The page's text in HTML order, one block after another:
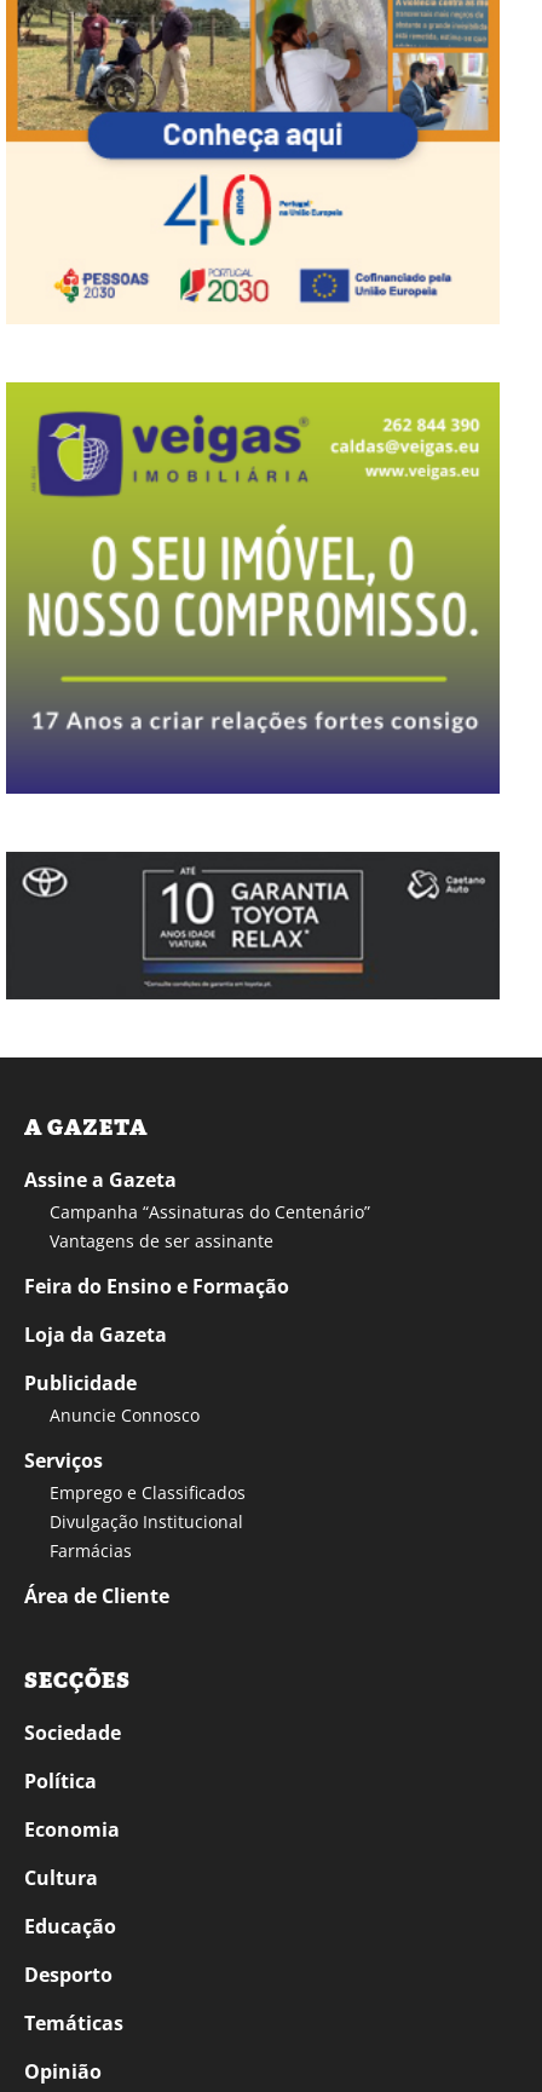
A GAZETA
Assine a Gazeta
Campanha “Assinaturas do Centenário”
Vantagens de ser assinante
Feira do Ensino e Formação
Loja da Gazeta
Publicidade
Anuncie Connosco
Serviços
Emprego e Classificados
Divulgação Institucional
Farmácias
Área de Cliente
SECÇÕES
Sociedade
Política
Economia
Cultura
Educação
Desporto
Temáticas
Opinião